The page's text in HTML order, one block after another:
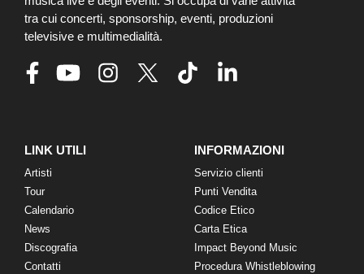
tra cui concerti, sponsorship, eventi, produzioni
televisive e multimedialità.
LINK UTILI
Artisti
Tour
Calendario
News
Discografia
Contatti
INFORMAZIONI
Servizio clienti
Punti Vendita
Codice Etico
Carta Etica
Impact Beyond Music
Procedura Whistleblowing